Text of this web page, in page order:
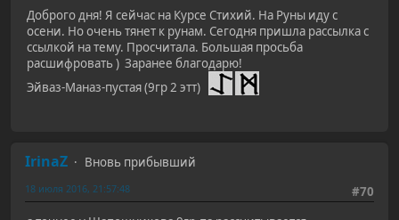
Доброго дня! Я сейчас на Курсе Стихий. На Руны иду с
осени. Но очень тянет к рунам. Сегодня пришла рассылка с
ссылкой на тему. Просчитала. Большая просьба
расшифровать ) Заранее благодарю!
Эйваз-Маназ-пустая (9гр 2 этт)
IrinaZ
Вновь прибывший
#70
18 июля 2016, 21:57:48